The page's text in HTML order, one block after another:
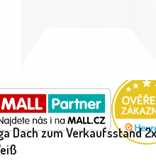
Dach zum Verkaufsstand 2x2m